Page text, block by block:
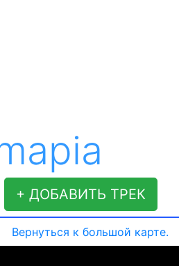
+ ДОБАВИТЬ ТРЕК
Вернуться к большой карте.